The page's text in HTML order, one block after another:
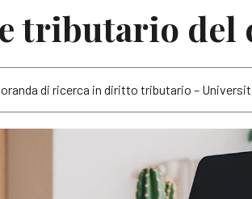
tributario del
di ricerca in diritto tributario –